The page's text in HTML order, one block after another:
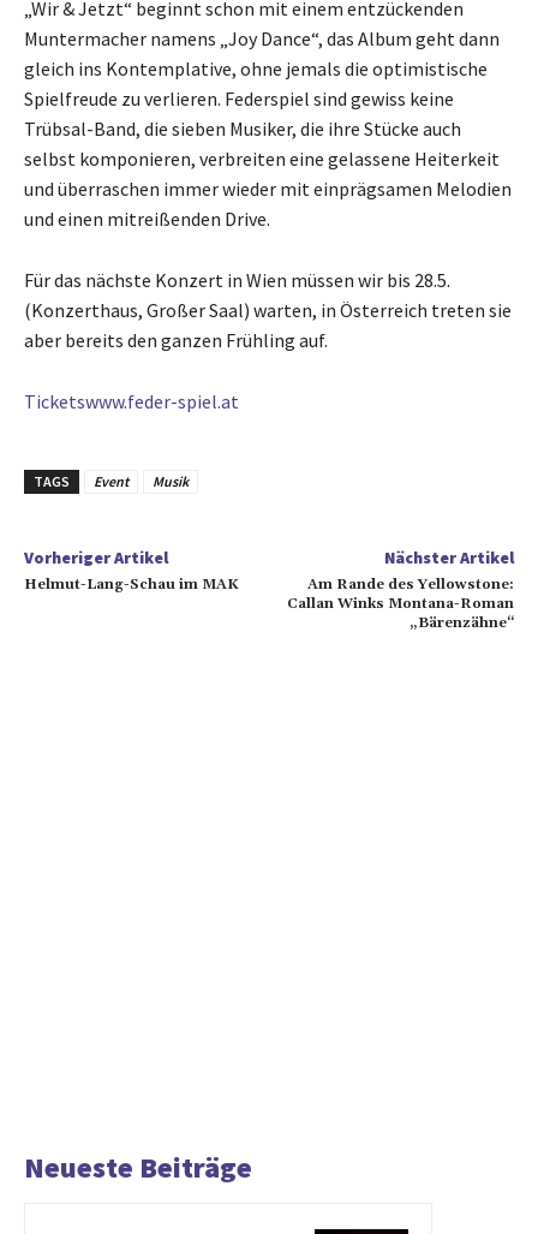
„Wir & Jetzt“ beginnt schon mit einem entzückenden
Muntermacher namens „Joy Dance“, das Album geht dann
gleich ins Kontemplative, ohne jemals die optimistische
Spielfreude zu verlieren. Federspiel sind gewiss keine
Trübsal-Band, die sieben Musiker, die ihre Stücke auch
selbst komponieren, verbreiten eine gelassene Heiterkeit
und überraschen immer wieder mit einprägsamen Melodien
und einen mitreißenden Drive.
Für das nächste Konzert in Wien müssen wir bis 28.5.
(Konzerthaus, Großer Saal) warten, in Österreich treten sie
aber bereits den ganzen Frühling auf.
Ticketswww.feder-spiel.at
TAGS Event Musik
Vorheriger Artikel
Helmut-Lang-Schau im MAK
Nächster Artikel
Am Rande des Yellowstone:
Callan Winks Montana-Roman
„Bärenzähne“
Neueste Beiträge